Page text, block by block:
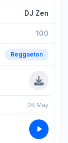
DJ Zen
100
Reggaeton
08 May